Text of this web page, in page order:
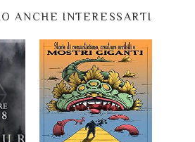
ANCHE INTERESSARTI